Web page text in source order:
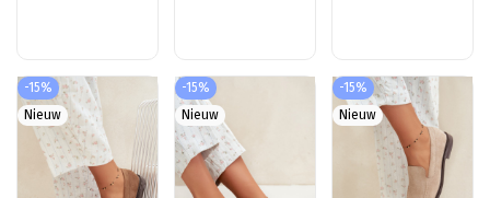
-15%
Nieuw
-15%
Nieuw
-15%
Nieuw